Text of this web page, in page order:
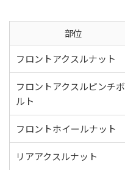
部位
フロントアクスルナット
フロントアクスルピンチボ
ルト
フロントホイールナット
リアアクスルナット